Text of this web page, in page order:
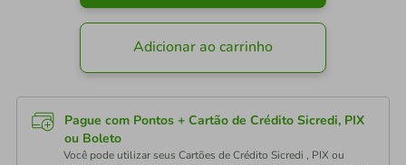
Adicionar ao carrinho
Pague com Pontos + Cartão de Crédito Sicredi, PIX
ou Boleto
Você pode utilizar seus Cartões de Crédito Sicredi , PIX ou